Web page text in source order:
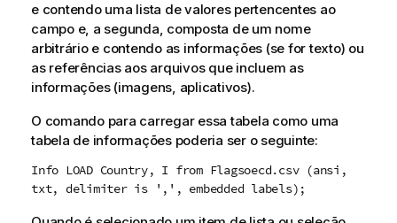
e contendo uma lista de valores pertencentes ao
campo e, a segunda, composta de um nome
arbitrário e contendo as informações (se for texto) ou
as referências aos arquivos que incluem as
informações (imagens, aplicativos).
O comando para carregar essa tabela como uma
tabela de informações poderia ser o seguinte:
Info LOAD Country, I from Flagsoecd.csv (ansi,
txt, delimiter is ',', embedded labels);